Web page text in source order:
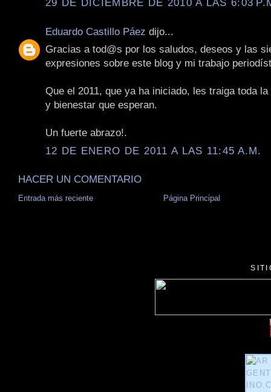
Eduardo Castillo Páez dijo...
Gracias a tod@s por los saludos, deseos y las
expresiones sobre este blog y mi trabajo
Que el 2011, que ya ha iniciado, les traiga toda
y bienestar que esperan.
Un fuerte abrazo!.
12 DE ENERO DE 2011 A LAS 11:45 A.M.
HACER UN COMENTARIO
Entrada más reciente Página Principal